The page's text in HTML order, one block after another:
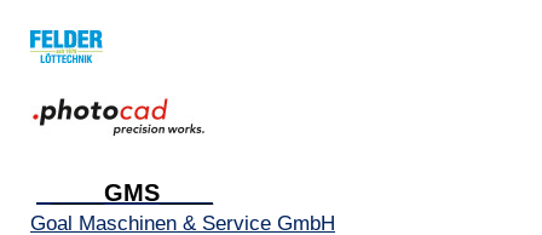
____GMS____
Goal Maschinen & Service GmbH